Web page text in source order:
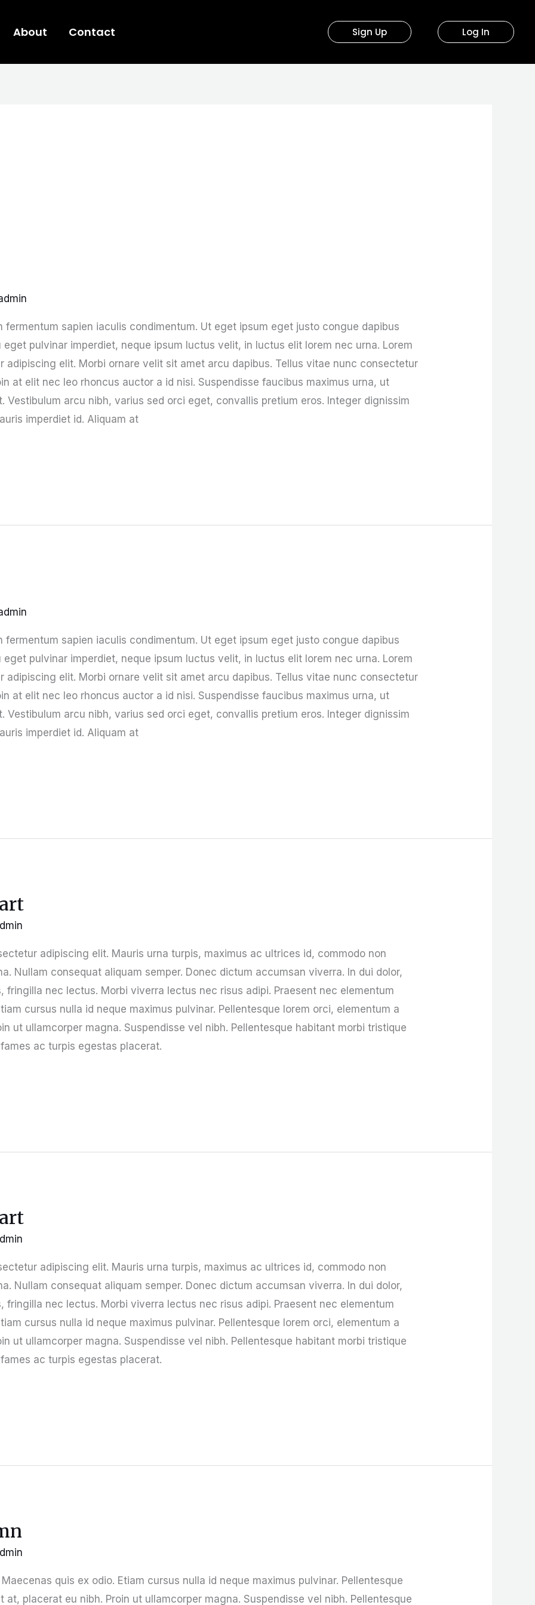
About Contact Sign Up Log In
fermentum sapien iaculis condimentum. Ut eget ipsum eget justo congue dapibus
pulvinar imperdiet, neque ipsum luctus velit, in luctus elit lorem nec urna. Lorem
adipiscing elit. Morbi ornare velit sit amet arcu dapibus. Tellus vitae nunc consectetur
at elit nec leo rhoncus auctor a id nisi. Suspendisse faucibus maximus urna, ut
Vestibulum arcu nibh, varius sed orci eget, convallis pretium eros. Integer dignissim
imperdiet id. Aliquam at
fermentum sapien iaculis condimentum. Ut eget ipsum eget justo congue dapibus
pulvinar imperdiet, neque ipsum luctus velit, in luctus elit lorem nec urna. Lorem
adipiscing elit. Morbi ornare velit sit amet arcu dapibus. Tellus vitae nunc consectetur
at elit nec leo rhoncus auctor a id nisi. Suspendisse faucibus maximus urna, ut
Vestibulum arcu nibh, varius sed orci eget, convallis pretium eros. Integer dignissim
imperdiet id. Aliquam at
adipiscing elit. Mauris urna turpis, maximus ac ultrices id, commodo non
Nullam consequat aliquam semper. Donec dictum accumsan viverra. In dui dolor,
fringilla nec lectus. Morbi viverra lectus nec risus adipi. Praesent nec elementum
cursus nulla id neque maximus pulvinar. Pellentesque lorem orci, elementum a
ut ullamcorper magna. Suspendisse vel nibh. Pellentesque habitant morbi tristique
ac turpis egestas placerat.
adipiscing elit. Mauris urna turpis, maximus ac ultrices id, commodo non
Nullam consequat aliquam semper. Donec dictum accumsan viverra. In dui dolor,
fringilla nec lectus. Morbi viverra lectus nec risus adipi. Praesent nec elementum
cursus nulla id neque maximus pulvinar. Pellentesque lorem orci, elementum a
ut ullamcorper magna. Suspendisse vel nibh. Pellentesque habitant morbi tristique
ac turpis egestas placerat.
quis ex odio. Etiam cursus nulla id neque maximus pulvinar. Pellentesque
placerat eu nibh. Proin ut ullamcorper magna. Suspendisse vel nibh. Pellentesque